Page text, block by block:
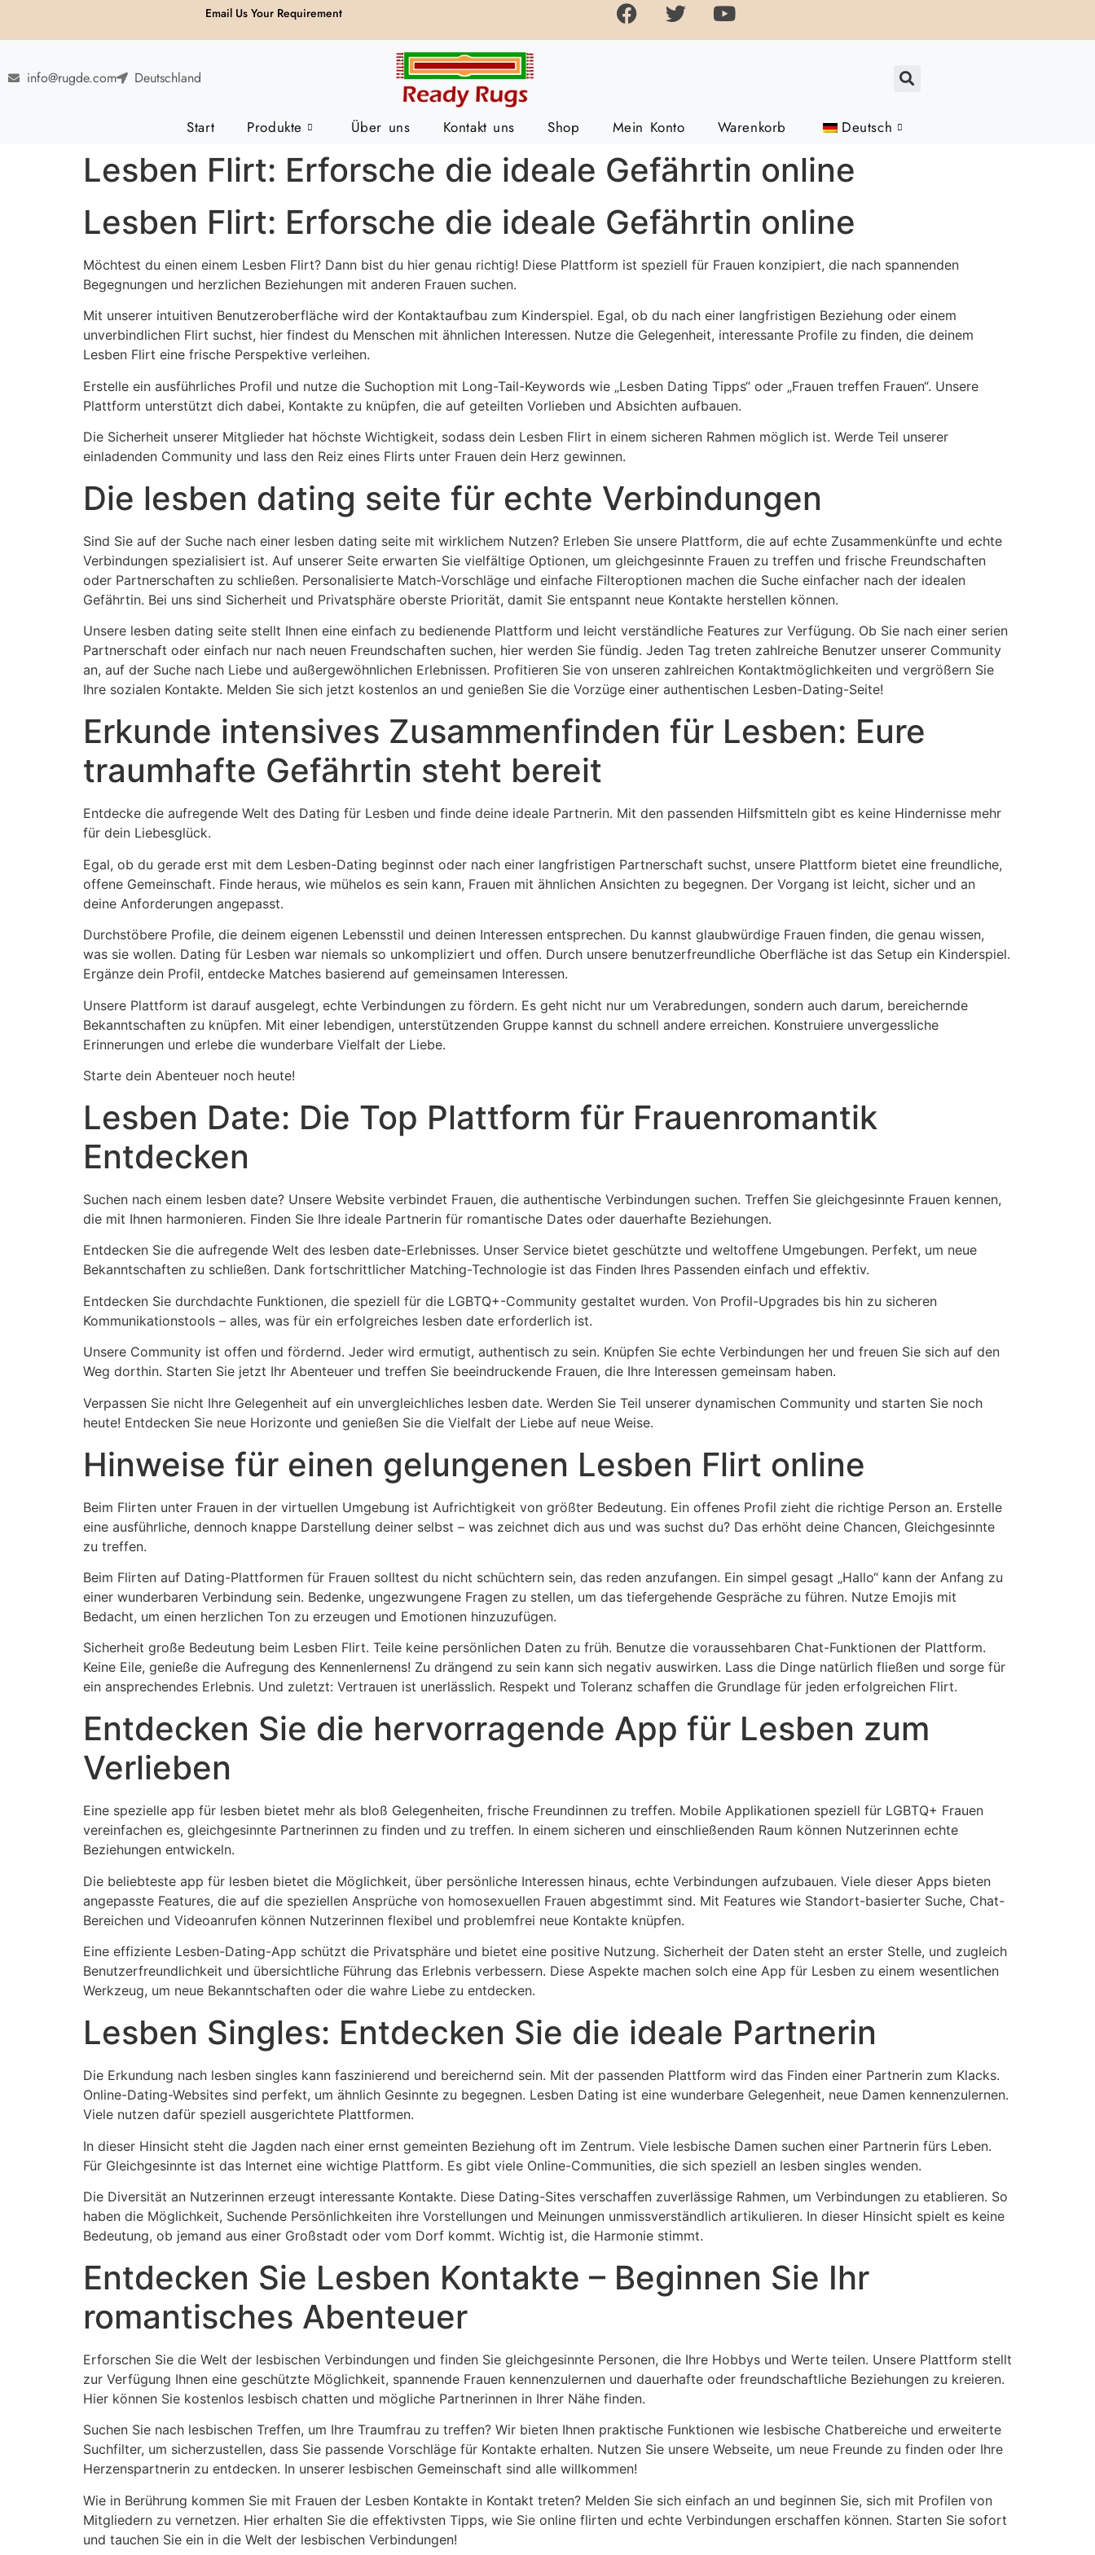
Email Us Your Requirement Connect On Whatsapp For Updates
info@rugde.com Deutschland
Start Produkte Über uns Kontakt uns Shop Mein Konto Warenkorb Deutsch
Lesben Flirt: Erforsche die ideale Gefährtin online
Lesben Flirt: Erforsche die ideale Gefährtin online
Möchtest du einen einem Lesben Flirt? Dann bist du hier genau richtig! Diese Plattform ist speziell für Frauen konzipiert, die nach spannenden
Begegnungen und herzlichen Beziehungen mit anderen Frauen suchen.
Mit unserer intuitiven Benutzeroberfläche wird der Kontaktaufbau zum Kinderspiel. Egal, ob du nach einer langfristigen Beziehung oder einem
unverbindlichen Flirt suchst, hier findest du Menschen mit ähnlichen Interessen. Nutze die Gelegenheit, interessante Profile zu finden, die deinem
Lesben Flirt eine frische Perspektive verleihen.
Erstelle ein ausführliches Profil und nutze die Suchoption mit Long-Tail-Keywords wie „Lesben Dating Tipps“ oder „Frauen treffen Frauen“. Unsere
Plattform unterstützt dich dabei, Kontakte zu knüpfen, die auf geteilten Vorlieben und Absichten aufbauen.
Die Sicherheit unserer Mitglieder hat höchste Wichtigkeit, sodass dein Lesben Flirt in einem sicheren Rahmen möglich ist. Werde Teil unserer
einladenden Community und lass den Reiz eines Flirts unter Frauen dein Herz gewinnen.
Die lesben dating seite für echte Verbindungen
Sind Sie auf der Suche nach einer lesben dating seite mit wirklichem Nutzen? Erleben Sie unsere Plattform, die auf echte Zusammenkünfte und echte
Verbindungen spezialisiert ist. Auf unserer Seite erwarten Sie vielfältige Optionen, um gleichgesinnte Frauen zu treffen und frische Freundschaften
oder Partnerschaften zu schließen. Personalisierte Match-Vorschläge und einfache Filteroptionen machen die Suche einfacher nach der idealen
Gefährtin. Bei uns sind Sicherheit und Privatsphäre oberste Priorität, damit Sie entspannt neue Kontakte herstellen können.
Unsere lesben dating seite stellt Ihnen eine einfach zu bedienende Plattform und leicht verständliche Features zur Verfügung. Ob Sie nach einer serien
Partnerschaft oder einfach nur nach neuen Freundschaften suchen, hier werden Sie fündig. Jeden Tag treten zahlreiche Benutzer unserer Community
an, auf der Suche nach Liebe und außergewöhnlichen Erlebnissen. Profitieren Sie von unseren zahlreichen Kontaktmöglichkeiten und vergrößern Sie
Ihre sozialen Kontakte. Melden Sie sich jetzt kostenlos an und genießen Sie die Vorzüge einer authentischen Lesben-Dating-Seite!
Erkunde intensives Zusammenfinden für Lesben: Eure
traumhafte Gefährtin steht bereit
Entdecke die aufregende Welt des Dating für Lesben und finde deine ideale Partnerin. Mit den passenden Hilfsmitteln gibt es keine Hindernisse mehr
für dein Liebesglück.
Egal, ob du gerade erst mit dem Lesben-Dating beginnst oder nach einer langfristigen Partnerschaft suchst, unsere Plattform bietet eine freundliche,
offene Gemeinschaft. Finde heraus, wie mühelos es sein kann, Frauen mit ähnlichen Ansichten zu begegnen. Der Vorgang ist leicht, sicher und an
deine Anforderungen angepasst.
Durchstöbere Profile, die deinem eigenen Lebensstil und deinen Interessen entsprechen. Du kannst glaubwürdige Frauen finden, die genau wissen,
was sie wollen. Dating für Lesben war niemals so unkompliziert und offen. Durch unsere benutzerfreundliche Oberfläche ist das Setup ein Kinderspiel.
Ergänze dein Profil, entdecke Matches basierend auf gemeinsamen Interessen.
Unsere Plattform ist darauf ausgelegt, echte Verbindungen zu fördern. Es geht nicht nur um Verabredungen, sondern auch darum, bereichernde
Bekanntschaften zu knüpfen. Mit einer lebendigen, unterstützenden Gruppe kannst du schnell andere erreichen. Konstruiere unvergessliche
Erinnerungen und erlebe die wunderbare Vielfalt der Liebe.
Starte dein Abenteuer noch heute!
Lesben Date: Die Top Plattform für Frauenromantik
Entdecken
Suchen nach einem lesben date? Unsere Website verbindet Frauen, die authentische Verbindungen suchen. Treffen Sie gleichgesinnte Frauen kennen,
die mit Ihnen harmonieren. Finden Sie Ihre ideale Partnerin für romantische Dates oder dauerhafte Beziehungen.
Entdecken Sie die aufregende Welt des lesben date-Erlebnisses. Unser Service bietet geschützte und weltoffene Umgebungen. Perfekt, um neue
Bekanntschaften zu schließen. Dank fortschrittlicher Matching-Technologie ist das Finden Ihres Passenden einfach und effektiv.
Entdecken Sie durchdachte Funktionen, die speziell für die LGBTQ+-Community gestaltet wurden. Von Profil-Upgrades bis hin zu sicheren
Kommunikationstools – alles, was für ein erfolgreiches lesben date erforderlich ist.
Unsere Community ist offen und fördernd. Jeder wird ermutigt, authentisch zu sein. Knüpfen Sie echte Verbindungen her und freuen Sie sich auf den
Weg dorthin. Starten Sie jetzt Ihr Abenteuer und treffen Sie beeindruckende Frauen, die Ihre Interessen gemeinsam haben.
Verpassen Sie nicht Ihre Gelegenheit auf ein unvergleichliches lesben date. Werden Sie Teil unserer dynamischen Community und starten Sie noch
heute! Entdecken Sie neue Horizonte und genießen Sie die Vielfalt der Liebe auf neue Weise.
Hinweise für einen gelungenen Lesben Flirt online
Beim Flirten unter Frauen in der virtuellen Umgebung ist Aufrichtigkeit von größter Bedeutung. Ein offenes Profil zieht die richtige Person an. Erstelle
eine ausführliche, dennoch knappe Darstellung deiner selbst – was zeichnet dich aus und was suchst du? Das erhöht deine Chancen, Gleichgesinnte
zu treffen.
Beim Flirten auf Dating-Plattformen für Frauen solltest du nicht schüchtern sein, das reden anzufangen. Ein simpel gesagt „Hallo“ kann der Anfang zu
einer wunderbaren Verbindung sein. Bedenke, ungezwungene Fragen zu stellen, um das tiefergehende Gespräche zu führen. Nutze Emojis mit
Bedacht, um einen herzlichen Ton zu erzeugen und Emotionen hinzuzufügen.
Sicherheit große Bedeutung beim Lesben Flirt. Teile keine persönlichen Daten zu früh. Benutze die voraussehbaren Chat-Funktionen der Plattform.
Keine Eile, genieße die Aufregung des Kennenlernens! Zu drängend zu sein kann sich negativ auswirken. Lass die Dinge natürlich fließen und sorge für
ein ansprechendes Erlebnis. Und zuletzt: Vertrauen ist unerlässlich. Respekt und Toleranz schaffen die Grundlage für jeden erfolgreichen Flirt.
Entdecken Sie die hervorragende App für Lesben zum
Verlieben
Eine spezielle app für lesben bietet mehr als bloß Gelegenheiten, frische Freundinnen zu treffen. Mobile Applikationen speziell für LGBTQ+ Frauen
vereinfachen es, gleichgesinnte Partnerinnen zu finden und zu treffen. In einem sicheren und einschließenden Raum können Nutzerinnen echte
Beziehungen entwickeln.
Die beliebteste app für lesben bietet die Möglichkeit, über persönliche Interessen hinaus, echte Verbindungen aufzubauen. Viele dieser Apps bieten
angepasste Features, die auf die speziellen Ansprüche von homosexuellen Frauen abgestimmt sind. Mit Features wie Standort-basierter Suche, Chat-
Bereichen und Videoanrufen können Nutzerinnen flexibel und problemfrei neue Kontakte knüpfen.
Eine effiziente Lesben-Dating-App schützt die Privatsphäre und bietet eine positive Nutzung. Sicherheit der Daten steht an erster Stelle, und zugleich
Benutzerfreundlichkeit und übersichtliche Führung das Erlebnis verbessern. Diese Aspekte machen solch eine App für Lesben zu einem wesentlichen
Werkzeug, um neue Bekanntschaften oder die wahre Liebe zu entdecken.
Lesben Singles: Entdecken Sie die ideale Partnerin
Die Erkundung nach lesben singles kann faszinierend und bereichernd sein. Mit der passenden Plattform wird das Finden einer Partnerin zum Klacks.
Online-Dating-Websites sind perfekt, um ähnlich Gesinnte zu begegnen. Lesben Dating ist eine wunderbare Gelegenheit, neue Damen kennenzulernen.
Viele nutzen dafür speziell ausgerichtete Plattformen.
In dieser Hinsicht steht die Jagden nach einer ernst gemeinten Beziehung oft im Zentrum. Viele lesbische Damen suchen einer Partnerin fürs Leben.
Für Gleichgesinnte ist das Internet eine wichtige Plattform. Es gibt viele Online-Communities, die sich speziell an lesben singles wenden.
Die Diversität an Nutzerinnen erzeugt interessante Kontakte. Diese Dating-Sites verschaffen zuverlässige Rahmen, um Verbindungen zu etablieren. So
haben die Möglichkeit, Suchende Persönlichkeiten ihre Vorstellungen und Meinungen unmissverständlich artikulieren. In dieser Hinsicht spielt es keine
Bedeutung, ob jemand aus einer Großstadt oder vom Dorf kommt. Wichtig ist, die Harmonie stimmt.
Entdecken Sie Lesben Kontakte – Beginnen Sie Ihr
romantisches Abenteuer
Erforschen Sie die Welt der lesbischen Verbindungen und finden Sie gleichgesinnte Personen, die Ihre Hobbys und Werte teilen. Unsere Plattform stellt
zur Verfügung Ihnen eine geschützte Möglichkeit, spannende Frauen kennenzulernen und dauerhafte oder freundschaftliche Beziehungen zu kreieren.
Hier können Sie kostenlos lesbisch chatten und mögliche Partnerinnen in Ihrer Nähe finden.
Suchen Sie nach lesbischen Treffen, um Ihre Traumfrau zu treffen? Wir bieten Ihnen praktische Funktionen wie lesbische Chatbereiche und erweiterte
Suchfilter, um sicherzustellen, dass Sie passende Vorschläge für Kontakte erhalten. Nutzen Sie unsere Webseite, um neue Freunde zu finden oder Ihre
Herzenspartnerin zu entdecken. In unserer lesbischen Gemeinschaft sind alle willkommen!
Wie in Berührung kommen Sie mit Frauen der Lesben Kontakte in Kontakt treten? Melden Sie sich einfach an und beginnen Sie, sich mit Profilen von
Mitgliedern zu vernetzen. Hier erhalten Sie die effektivsten Tipps, wie Sie online flirten und echte Verbindungen erschaffen können. Starten Sie sofort
und tauchen Sie ein in die Welt der lesbischen Verbindungen!